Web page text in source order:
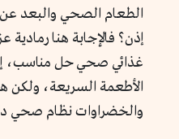
الطعام الصحي والبعد
إذن؟ فالإجابة هنا رمادية
غذائي صحي حل مناسب،
الأطعمة السريعة، ولكن
والخضراوات نظام صحي